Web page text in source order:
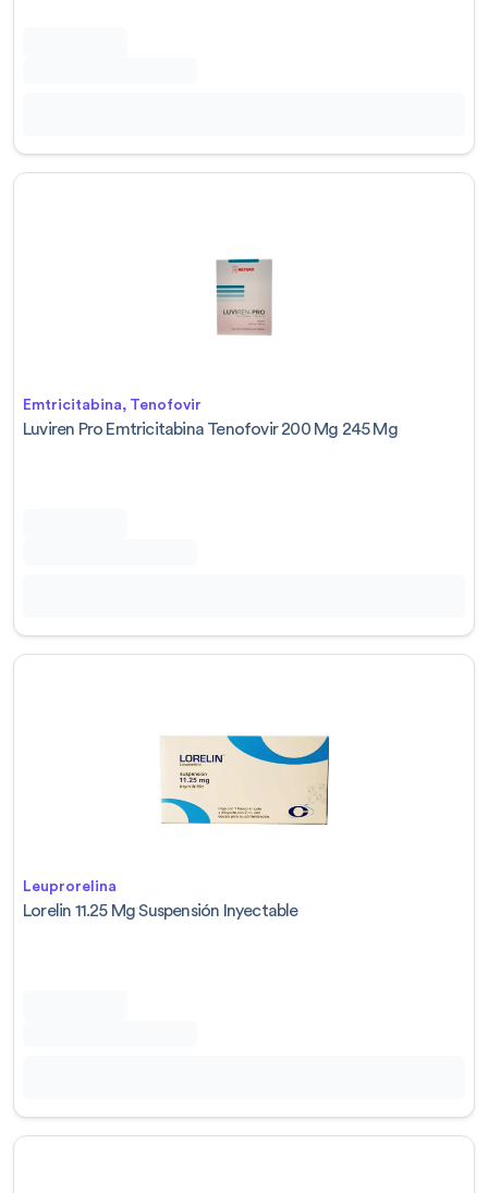
Emtricitabina, Tenofovir
Luviren Pro Emtricitabina Tenofovir 200 Mg 245 Mg
Leuprorelina
Lorelin 11.25 Mg Suspensión Inyectable